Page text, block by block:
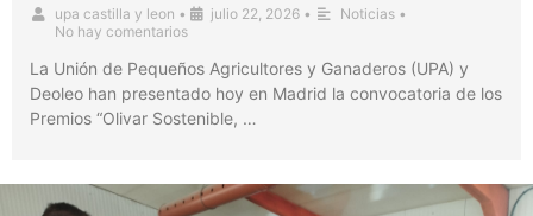
upa castilla y leon • julio 22, 2026 • Noticias •
No hay comentarios
La Unión de Pequeños Agricultores y Ganaderos (UPA) y
Deoleo han presentado hoy en Madrid la convocatoria de los
Premios “Olivar Sostenible, …